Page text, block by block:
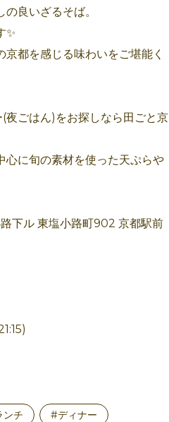
良いざるそば。
✨
都を感じる味わいをご堪能く
ごはん)をお探しなら田ごと京
心に旬の素材を使った天ぷらや
下ル 東塩小路町902 京都駅前
ンチ #ディナー